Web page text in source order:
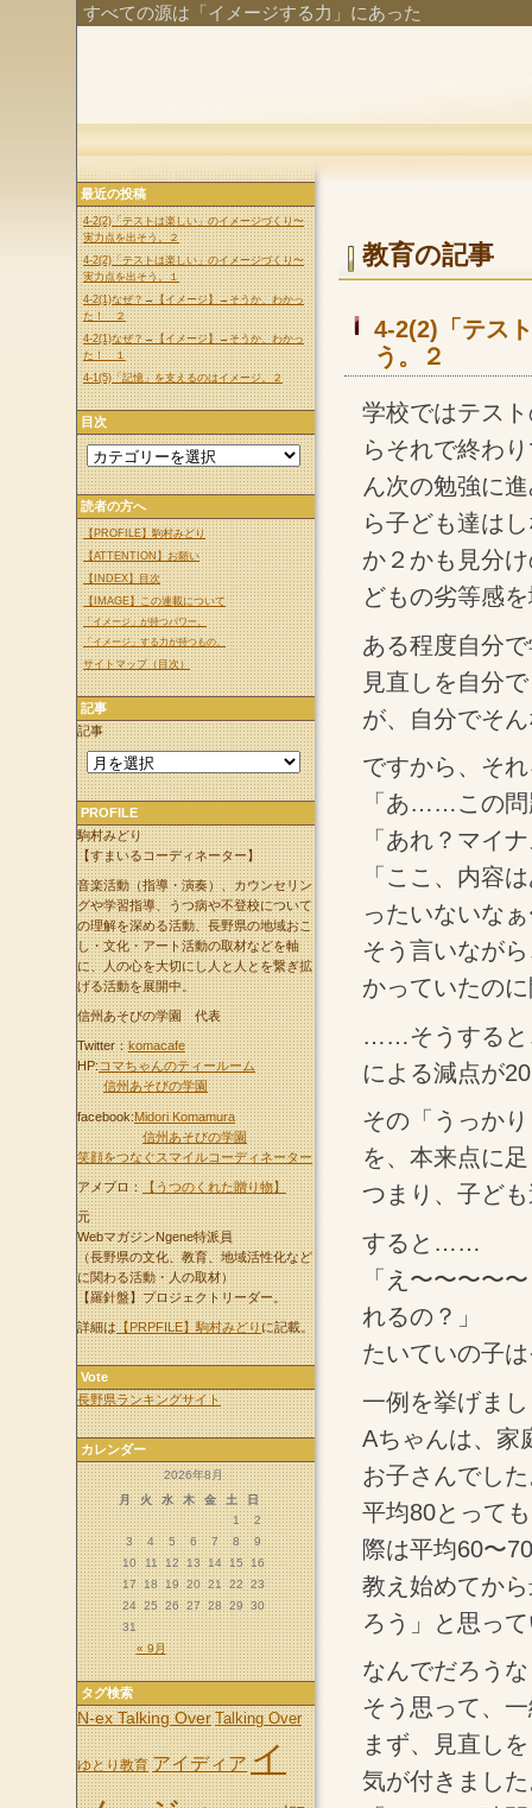
すべての源は「イメージする力」にあった
教育の記事
4-2(2)「テス
う。２
学校ではテス
らそれで終わ
ん次の勉強に
ら子ども達は
か２かも見分
どもの劣等感
ある程度自分
見直しを自分
が、自分でそ
ですから、そ
「あ……この問
「あれ？マイ
「ここ、内容
ったいないな
そう言いなが
かっていたの
……そうすると
による減点が
その「うっか
を、本来点に
つまり、子ど
すると……
「え〜〜〜〜
れるの？」
たいていの子
一例を挙げま
Aちゃんは、家
お子さんでし
平均80とって
際は平均60〜
教え始めてか
ろう」と思っ
なんでだろう
そう思って、
まず、見直し
気が付きまし
最近の投稿
4-2(2)「テストは楽しい」のイメージづくり〜
実力点を出そう。２
4-2(2)「テストは楽しい」のイメージづくり〜
実力点を出そう。１
4-2(1)なぜ？→【イメージ】→そうか、わかっ
た！ ２
4-2(1)なぜ？→【イメージ】→そうか、わかっ
た！ １
4-1(5)「記憶」を支えるのはイメージ。２
目次
読者の方へ
【PROFILE】駒村みどり
【ATTENTION】お願い
【INDEX】目次
【IMAGE】この連載について
「イメージ」が持つパワー。
「イメージ」する力が持つもの。
サイトマップ（目次）
記事
記事
PROFILE
駒村みどり
【すまいるコーディネーター】
音楽活動（指導・演奏）、カウンセリン
グや学習指導、うつ病や不登校について
の理解を深める活動、長野県の地域おこ
し・文化・アート活動の取材などを軸
に、人の心を大切にし人と人とを繋ぎ拡
げる活動を展開中。
信州あそびの学園 代表
Twitter：komacafe
HP:コマちゃんのティールーム
信州あそびの学園
facebook:Midori Komamura
信州あそびの学園
笑顔をつなぐスマイルコーディネーター
アメブロ：【うつのくれた贈り物】
元
WebマガジンNgene特派員
（長野県の文化、教育、地域活性化など
に関わる活動・人の取材）
【羅針盤】プロジェクトリーダー。
詳細は【PRPFILE】駒村みどりに記載。
Vote
長野県ランキングサイト
カレンダー
2026年8月
月
火 水 木 金 土 日
« 9月
1
2
3
4 5 6 7 8
9
10
11 12 13 14 15
16
17
18 19 20 21 22
23
24
25 26 27 28 29
30
31
タグ検索
N-ex Talking Over Talking Over
ゆとり教育 アイディア イ